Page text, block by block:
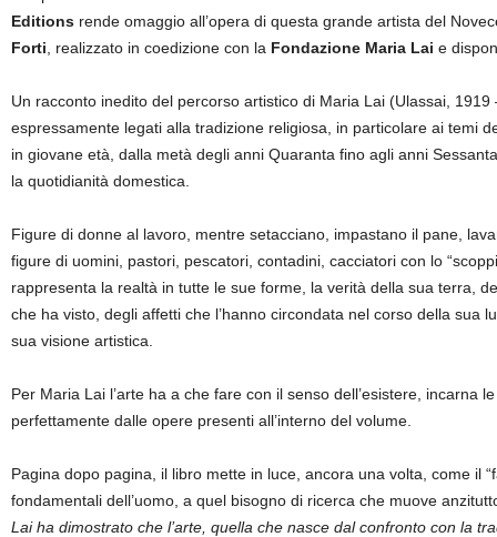
Editions rende omaggio all’opera di questa grande artista del
Forti
realizzato in coedizione con la Fondazione Maria Lai e
Un racconto inedito del percorso artistico di Maria Lai (Ulassai,
espressamente legati alla tradizione religiosa, in particolare ai temi
in giovane età, dalla metà degli anni Quaranta fino agli anni
la quotidianità domestica.
Figure di donne al lavoro, mentre setacciano, impastano il pane,
figure di uomini, pastori, pescatori, contadini, cacciatori con lo
rappresenta la realtà in tutte le sue forme, la verità della sua terra,
che ha visto, degli affetti che l’hanno circondata nel corso della
sua visione artistica.
Per Maria Lai l’arte ha a che fare con il senso dell’esistere,
perfettamente dalle opere presenti all’interno del volume.
Pagina dopo pagina, il libro mette in luce, ancora una volta, come il
fondamentali dell’uomo, a quel bisogno di ricerca che muove
Lai ha dimostrato che l’arte, quella che nasce dal confronto con la